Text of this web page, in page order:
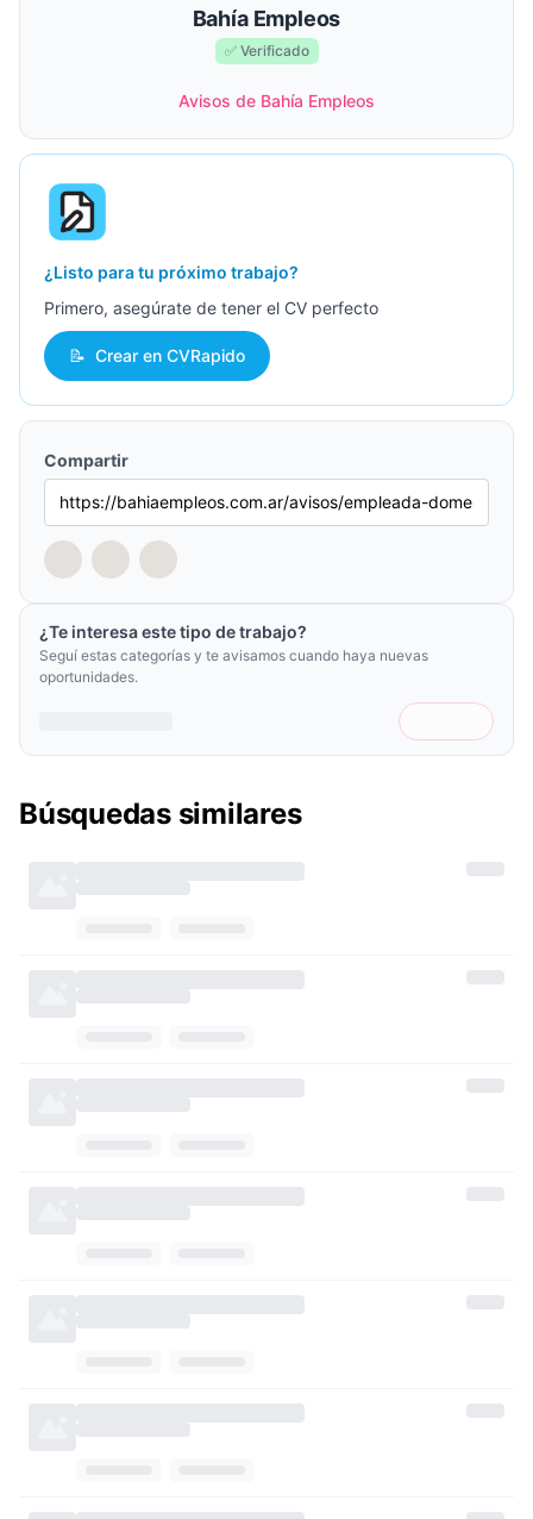
Bahía Empleos
✅ Verificado
Avisos de Bahía Empleos
¿Listo para tu próximo trabajo?
Primero, asegúrate de tener el CV perfecto
📝 Crear en CVRapido
Compartir
¿Te interesa este tipo de trabajo?
Seguí estas categorías y te avisamos cuando haya nuevas
oportunidades.
Búsquedas similares